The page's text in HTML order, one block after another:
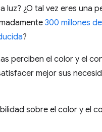
¿O tal vez eres una
300 millones de
?
perciben el color y el
mejor sus
sobre el color y el